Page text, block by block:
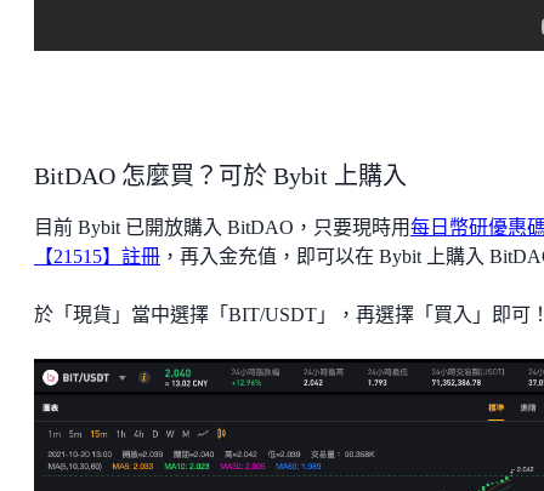
BitDAO 怎麼買？可於 Bybit 上購入
目前 Bybit 已開放購入 BitDAO，只要現時用每日幣研優惠
【21515】註冊 ，再入金充值，即可以在 Bybit 上購入
於「現貨」當中選擇「BIT/USDT」，再選擇「買入」即可